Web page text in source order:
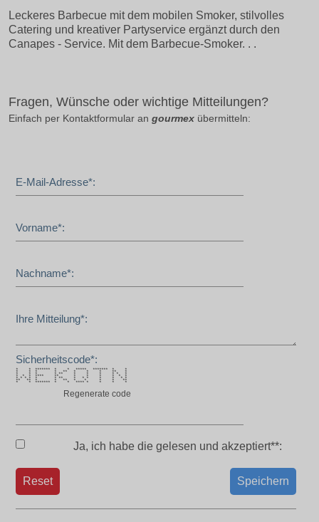
Leckeres Barbecue mit dem mobilen Smoker, stilvolles
Catering und kreativer Partyservice ergänzt durch den
Canapes - Service. Mit dem Barbecue-Smoker. . .
Fragen, Wünsche oder wichtige Mitteilungen?
Einfach per Kontaktformular an gourmex übermitteln:
E-Mail-Adresse*:
Vorname*:
Nachname*:
Ihre Mitteilung*:
Sicherheitscode*:
* * ******* * * ***** ******* * *
* * * * ** * * * ** *
* * * * ** * * * * * *
* * * **** ** * * * * * *
* * * * * * ** * * * * * * *
** ** * * ** * * * * **
* * ******* * * **** * * * *
Regenerate code
Ja, ich habe die gelesen und akzeptiert**:
Speichern
Reset